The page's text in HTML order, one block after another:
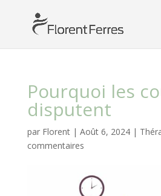
Pourquoi les
disputent
par Florent| Août 6, 2024|
commentaires